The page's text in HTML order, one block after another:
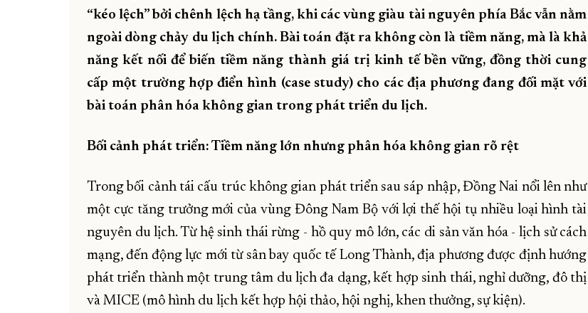
“kéo lệch” bởi chênh lệch hạ tầng, khi các vùng giàu tài nguyên phía Bắc vẫn nằm
ngoài dòng chảy du lịch chính. Bài toán đặt ra không còn là tiềm năng, mà là khả
năng kết nối để biến tiềm năng thành giá trị kinh tế bền vững, đồng thời cung
cấp một trường hợp điển hình (case study) cho các địa phương đang đối mặt với
bài toán phân hóa không gian trong phát triển du lịch.
Bối cảnh phát triển: Tiềm năng lớn nhưng phân hóa không gian rõ rệt
Trong bối cảnh tái cấu trúc không gian phát triển sau sáp nhập, Đồng Nai nổi lên như
một cực tăng trưởng mới của vùng Đông Nam Bộ với lợi thế hội tụ nhiều loại hình tài
nguyên du lịch. Từ hệ sinh thái rừng - hồ quy mô lớn, các di sản văn hóa - lịch sử cách
mạng, đến động lực mới từ sân bay quốc tế Long Thành, địa phương được định hướng
phát triển thành một trung tâm du lịch đa dạng, kết hợp sinh thái, nghỉ dưỡng, đô thị
và MICE (mô hình du lịch kết hợp hội thảo, hội nghị, khen thưởng, sự kiện).